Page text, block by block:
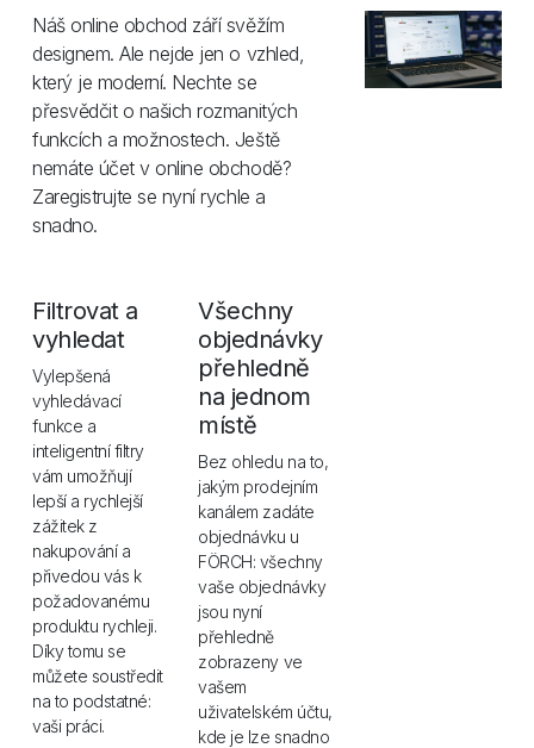
Náš online obchod září svěžím
designem. Ale nejde jen o vzhled,
který je moderní. Nechte se
přesvědčit o našich rozmanitých
funkcích a možnostech. Ještě
nemáte účet v online obchodě?
Zaregistrujte se nyní rychle a
snadno.
Filtrovat a
vyhledat
Vylepšená
vyhledávací
funkce a
inteligentní filtry
vám umožňují
lepší a rychlejší
zážitek z
nakupování a
přivedou vás k
požadovanému
produktu rychleji.
Díky tomu se
můžete soustředit
na to podstatné:
vaši práci.
Všechny
objednávky
přehledně
na jednom
místě
Bez ohledu na to,
jakým prodejním
kanálem zadáte
objednávku u
FÖRCH: všechny
vaše objednávky
jsou nyní
přehledně
zobrazeny ve
vašem
uživatelském účtu,
kde je lze snadno